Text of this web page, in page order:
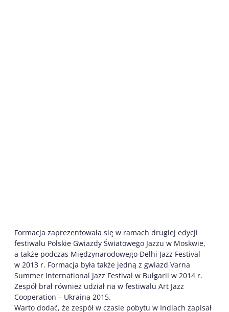
Formacja zaprezentowała się w ramach drugiej edycji
festiwalu Polskie Gwiazdy Światowego Jazzu w Moskwie,
a także podczas Międzynarodowego Delhi Jazz Festival
w 2013 r. Formacja była także jedną z gwiazd Varna
Summer International Jazz Festival w Bułgarii w 2014 r.
Zespół brał również udział na w festiwalu Art Jazz
Cooperation – Ukraina 2015.
Warto dodać, że zespół w czasie pobytu w Indiach zapisał